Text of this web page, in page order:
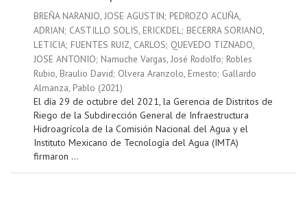
BREÑA NARANJO, JOSE AGUSTIN; PEDROZO ACUÑA,
ADRIAN; CASTILLO SOLIS, ERICKDEL; BECERRA SORIANO,
LETICIA; FUENTES RUIZ, CARLOS; QUEVEDO TIZNADO,
JOSE ANTONIO; Namuche Vargas, José Rodolfo; Robles
Rubio, Braulio David; Olvera Aranzolo, Ernesto; Gallardo
Almanza, Pablo (2021)
El día 29 de octubre del 2021, la Gerencia de Distritos de
Riego de la Subdirección General de Infraestructura
Hidroagrícola de la Comisión Nacional del Agua y el
Instituto Mexicano de Tecnología del Agua (IMTA)
firmaron ...